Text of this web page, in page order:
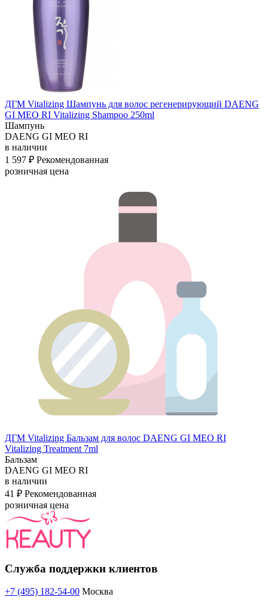
ДГМ Vitalizing Шампунь для волос регенерирующий DAENG
GI MEO RI Vitalizing Shampoo 250ml
Шампунь
DAENG GI MEO RI
в наличии
1 597 ₽ Рекомендованная
розничная цена
ДГМ Vitalizing Бальзам для волос DAENG GI MEO RI
Vitalizing Treatment 7ml
Бальзам
DAENG GI MEO RI
в наличии
41 ₽ Рекомендованная
розничная цена
Служба поддержки клиентов
+7 (495) 182-54-00 Москва